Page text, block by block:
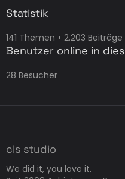
Statistik
141 Themen 2.203
Benutzer online in
28 Besucher
cls studio
We did it, you love it.